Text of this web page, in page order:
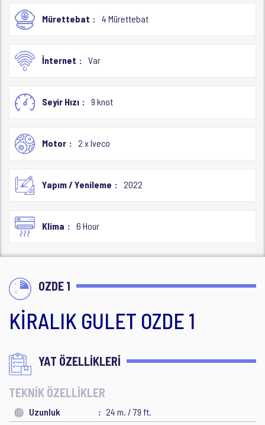
Mürettebat 4 Mürettebat
İnternet Var
Seyir Hızı 9 knot
Motor 2 x Iveco
Yapım / Yenileme 2022
Klima 6 Hour
OZDE 1
KİRALIK GULET OZDE 1
YAT ÖZELLİKLERİ
TEKNİK ÖZELLİKLER
Uzunluk
24 m. / 79 ft.